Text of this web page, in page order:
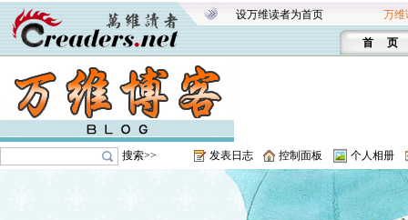
设万维读者为首页 万维
首 页
搜索>> 发表日志 控制面板 个人相册